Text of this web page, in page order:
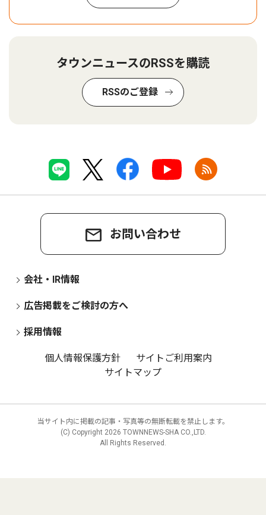
タウンニュースのRSSを購読
RSSのご登録
お問い合わせ
会社・IR情報
広告掲載をご検討の方へ
採用情報
個人情報保護方針
サイトご利用案内
サイトマップ
当サイト内に掲載の記事・写真等の無断転載を禁止します。
(C) Copyright 2026 TOWNNEWS-SHA CO.,LTD.
All Rights Reserved.